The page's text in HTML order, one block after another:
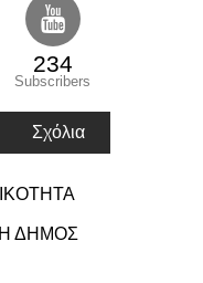
234
Subscribers
Σχόλια
ΔΗΜΟΣ